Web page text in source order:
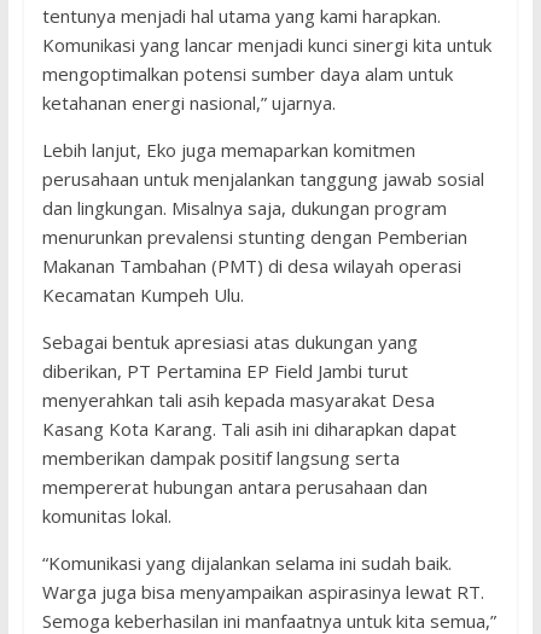
tentunya menjadi hal utama yang kami harapkan.
Komunikasi yang lancar menjadi kunci sinergi kita untuk
mengoptimalkan potensi sumber daya alam untuk
ketahanan energi nasional,” ujarnya.
Lebih lanjut, Eko juga memaparkan komitmen
perusahaan untuk menjalankan tanggung jawab sosial
dan lingkungan. Misalnya saja, dukungan program
menurunkan prevalensi stunting dengan Pemberian
Makanan Tambahan (PMT) di desa wilayah operasi
Kecamatan Kumpeh Ulu.
Sebagai bentuk apresiasi atas dukungan yang
diberikan, PT Pertamina EP Field Jambi turut
menyerahkan tali asih kepada masyarakat Desa
Kasang Kota Karang. Tali asih ini diharapkan dapat
memberikan dampak positif langsung serta
mempererat hubungan antara perusahaan dan
komunitas lokal.
“Komunikasi yang dijalankan selama ini sudah baik.
Warga juga bisa menyampaikan aspirasinya lewat RT.
Semoga keberhasilan ini manfaatnya untuk kita semua,”